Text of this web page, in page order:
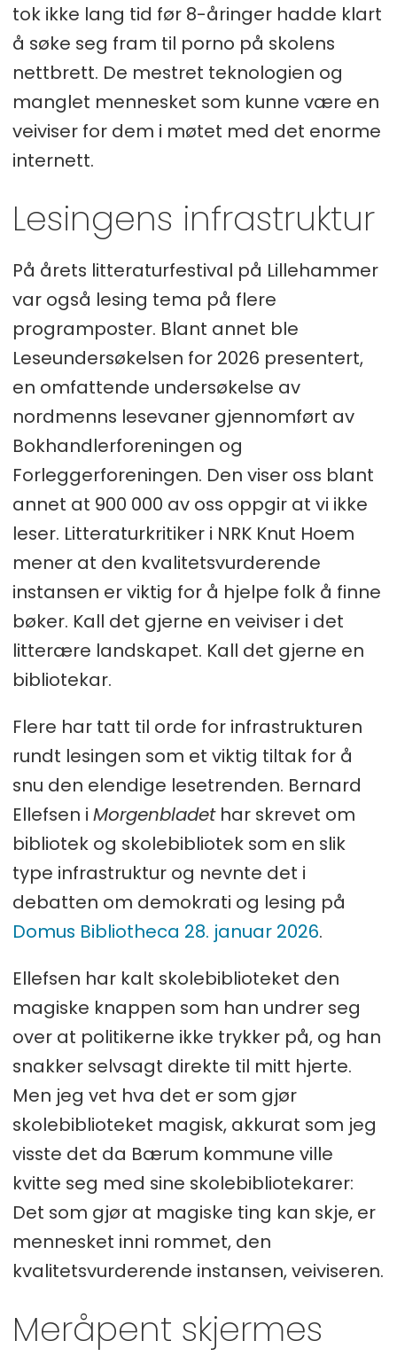
tok ikke lang tid før 8-åringer hadde klart
å søke seg fram til porno på skolens
nettbrett. De mestret teknologien og
manglet mennesket som kunne være en
veiviser for dem i møtet med det enorme
internett.
Lesingens infrastruktur
På årets litteraturfestival på Lillehammer
var også lesing tema på flere
programposter. Blant annet ble
Leseundersøkelsen for 2026 presentert,
en omfattende undersøkelse av
nordmenns lesevaner gjennomført av
Bokhandlerforeningen og
Forleggerforeningen. Den viser oss blant
annet at 900 000 av oss oppgir at vi ikke
leser. Litteraturkritiker i NRK Knut Hoem
mener at den kvalitetsvurderende
instansen er viktig for å hjelpe folk å finne
bøker. Kall det gjerne en veiviser i det
litterære landskapet. Kall det gjerne en
bibliotekar.
Flere har tatt til orde for infrastrukturen
rundt lesingen som et viktig tiltak for å
snu den elendige lesetrenden. Bernard
Ellefsen i Morgenbladethar skrevet om
bibliotek og skolebibliotek som en slik
type infrastruktur og nevnte det i
debatten om demokrati og lesing på
Domus Bibliotheca 28. januar 2026.
Ellefsen har kalt skolebiblioteket den
magiske knappen som han undrer seg
over at politikerne ikke trykker på, og han
snakker selvsagt direkte til mitt hjerte.
Men jeg vet hva det er som gjør
skolebiblioteket magisk, akkurat som jeg
visste det da Bærum kommune ville
kvitte seg med sine skolebibliotekarer:
Det som gjør at magiske ting kan skje, er
mennesket inni rommet, den
kvalitetsvurderende instansen, veiviseren.
Meråpent skjermes